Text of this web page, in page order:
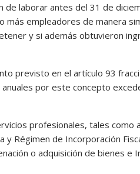
de laborar antes del 31 de
empleadores de manera
y si además obtuvieron
previsto en el artículo 93
por este concepto
profesionales, tales como
Régimen de Incorporación
o adquisición de bienes e